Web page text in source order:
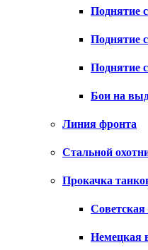
Поднятие
Поднятие
Поднятие
Бои на
Линия фронта
Стальной
Прокачка
Советская
Немецкая